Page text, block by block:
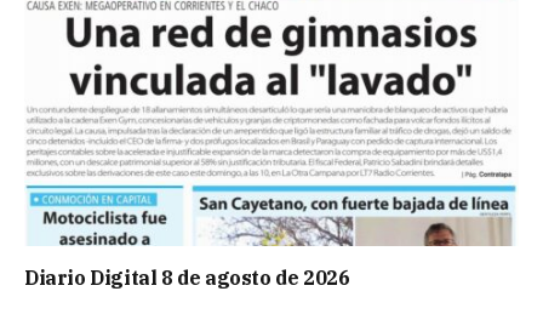
Diario Digital 8 de agosto de 2026